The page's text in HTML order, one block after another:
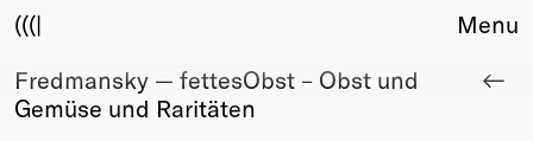
(((|
About
Club
Menu
Fredmansky — fettesObst – Obst und
Gemüse und Raritäten